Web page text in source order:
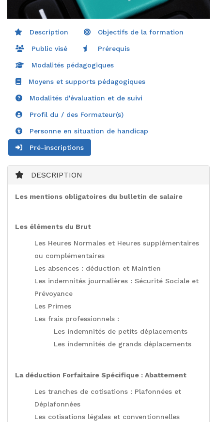
Description Objectifs de la formation
Public visé Prérequis
Modalités pédagogiques
Moyens et supports pédagogiques
Modalités d'évaluation et de suivi
Profil du / des Formateur(s)
Personne en situation de handicap
Pré-inscriptions
DESCRIPTION
Les mentions obligatoires du bulletin de salaire
Les éléments du Brut
Les Heures Normales et Heures supplémentaires
ou complémentaires
Les absences : déduction et Maintien
Les indemnités journalières : Sécurité Sociale et
Prévoyance
Les Primes
Les frais professionnels :
Les indemnités de petits déplacements
Les indemnités de grands déplacements
La déduction Forfaitaire Spécifique : Abattement
Les tranches de cotisations : Plafonnées et
Déplafonnées
Les cotisations légales et conventionnelles